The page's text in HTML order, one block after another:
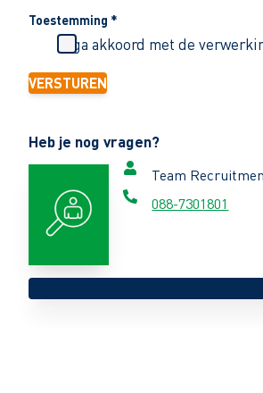
Toestemming *
Ik ga akkoord met de
VERSTUREN
Heb je nog vragen?
Team
088-7301801